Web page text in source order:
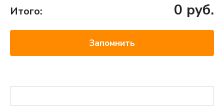
Итого: 0 руб.
Запомнить